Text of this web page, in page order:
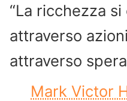
“La ricchezza
attraverso
attraverso
Mark Victor